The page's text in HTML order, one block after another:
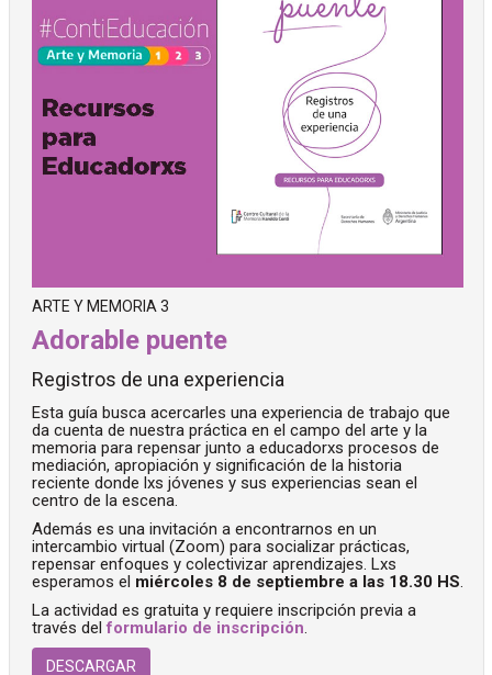
ARTE Y MEMORIA 3
Adorable puente
Registros de una experiencia
Esta guía busca acercarles una experiencia de trabajo que
da cuenta de nuestra práctica en el campo del arte y la
memoria para repensar junto a educadorxs procesos de
mediación, apropiación y significación de la historia
reciente donde lxs jóvenes y sus experiencias sean el
centro de la escena.
Además es una invitación a encontrarnos en un
intercambio virtual (Zoom) para socializar prácticas,
repensar enfoques y colectivizar aprendizajes. Lxs
esperamos el miércoles 8 de septiembre a las 18.30 HS
La actividad es gratuita y requiere inscripción previa a
través delformulario de inscripción
DESCARGAR